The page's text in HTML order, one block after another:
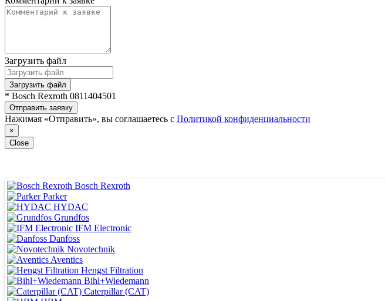
Загрузить файл
Загрузить файл
* Bosch Rexroth 0811404501
Отправить заявку
Нажимая «Отправить», вы соглашаетесь с Политикой конфиденциальности
×
Close
Bosch Rexroth
Parker
HYDAC
Grundfos
IFM Electronic
Danfoss
Novotechnik
Aventics
Hengst Filtration
Bihl+Wiedemann
Caterpillar (CAT)